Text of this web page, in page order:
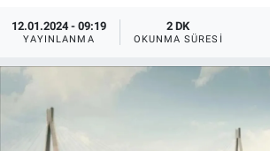
12.01.2024 - 09:19
YAYINLANMA
2 DK
OKUNMA SÜRESI